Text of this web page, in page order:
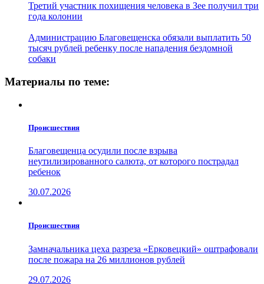
Третий участник похищения человека в Зее получил три
года колонии
Администрацию Благовещенска обязали выплатить 50
тысяч рублей ребенку после нападения бездомной
собаки
Материалы по теме:
Проиcшествия
Благовещенца осудили после взрыва
неутилизированного салюта, от которого пострадал
ребенок
30.07.2026
Проиcшествия
Замначальника цеха разреза «Ерковецкий» оштрафовали
после пожара на 26 миллионов рублей
29.07.2026